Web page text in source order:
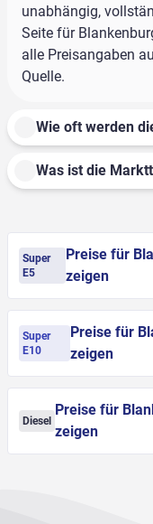
unabhängig,
Seite für
alle Preisangaben
Quelle.
Wie oft werden
Was ist die
Super
E5
Preise für
zeigen
Super
E10
Preise für
zeigen
Diesel
Preise für
zeigen